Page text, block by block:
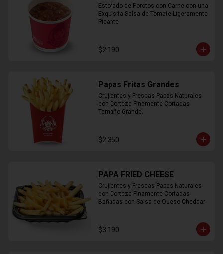
Estofado de Porotos con Carne con una
Exquisita Salsa de Tomate Ligeramente
Picante
$2.190
Papas Fritas Grandes
Crujientes y Frescas Papas Naturales
con Corteza Finamente Cortadas
Tamaño Grande.
$2.350
PAPA FRIED CHEESE
Crujientes y Frescas Papas Naturales
con Corteza Finamente Cortadas
Bañadas con Salsa de Queso Cheddar
$3.190